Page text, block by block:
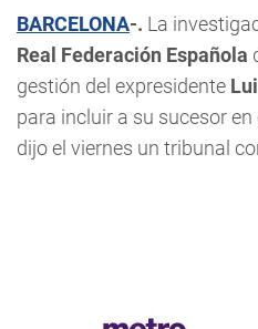
BARCELONA-. La
Real Federación Española
gestión del expresidente
para incluir a su sucesor en
dijo el viernes un tribunal